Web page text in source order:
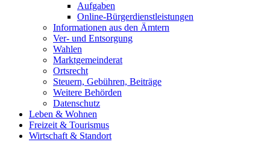
Aufgaben
Online-Bürgerdienstleistungen
Informationen aus den Ämtern
Ver- und Entsorgung
Wahlen
Marktgemeinderat
Ortsrecht
Steuern, Gebühren, Beiträge
Weitere Behörden
Datenschutz
Leben & Wohnen
Freizeit & Tourismus
Wirtschaft & Standort